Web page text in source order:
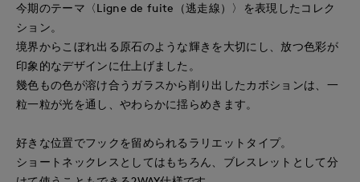
今期のテーマ〈Ligne de fuite（逃走線）〉を表現したコレク
ション。
境界からこぼれ出る原石のような輝きを大切にし、放つ色彩が
印象的なデザインに仕上げました。
幾色もの色が溶け合うガラスから削り出したカボションは、一
粒一粒が光を通し、やわらかに揺らめきます。
好きな位置でフックを留められるラリエットタイプ。
ショートネックレスとしてはもちろん、ブレスレットとして分